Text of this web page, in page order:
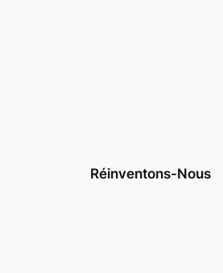
Réinventons-Nous